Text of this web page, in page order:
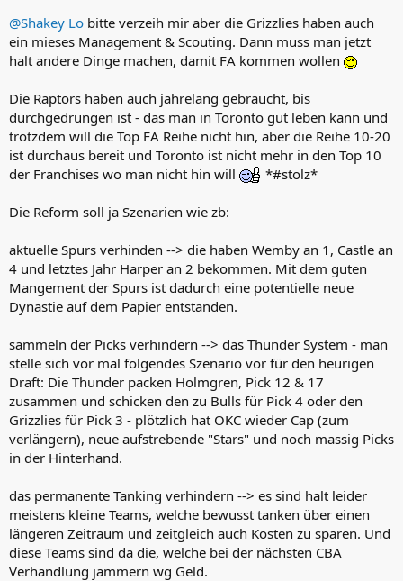
@Shakey Lo bitte verzeih mir aber die Grizzlies haben auch
ein mieses Management & Scouting. Dann muss man jetzt
halt andere Dinge machen, damit FA kommen wollen
Die Raptors haben auch jahrelang gebraucht, bis
durchgedrungen ist - das man in Toronto gut leben kann und
trotzdem will die Top FA Reihe nicht hin, aber die Reihe 10-20
ist durchaus bereit und Toronto ist nicht mehr in den Top 10
der Franchises wo man nicht hin will
*#stolz*
Die Reform soll ja Szenarien wie zb:
aktuelle Spurs verhinden --> die haben Wemby an 1, Castle an
4 und letztes Jahr Harper an 2 bekommen. Mit dem guten
Mangement der Spurs ist dadurch eine potentielle neue
Dynastie auf dem Papier entstanden.
sammeln der Picks verhindern --> das Thunder System - man
stelle sich vor mal folgendes Szenario vor für den heurigen
Draft: Die Thunder packen Holmgren, Pick 12 & 17
zusammen und schicken den zu Bulls für Pick 4 oder den
Grizzlies für Pick 3 - plötzlich hat OKC wieder Cap (zum
verlängern), neue aufstrebende "Stars" und noch massig Picks
in der Hinterhand.
das permanente Tanking verhindern --> es sind halt leider
meistens kleine Teams, welche bewusst tanken über einen
längeren Zeitraum und zeitgleich auch Kosten zu sparen. Und
diese Teams sind da die, welche bei der nächsten CBA
Verhandlung jammern wg Geld.